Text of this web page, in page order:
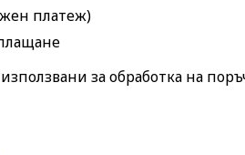
платеж)
за обработка на